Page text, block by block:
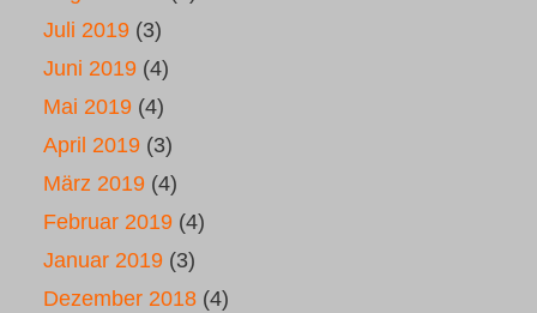
Juli 2019 (3)
Juni 2019 (4)
Mai 2019 (4)
April 2019 (3)
März 2019 (4)
Februar 2019 (4)
Januar 2019 (3)
Dezember 2018 (4)